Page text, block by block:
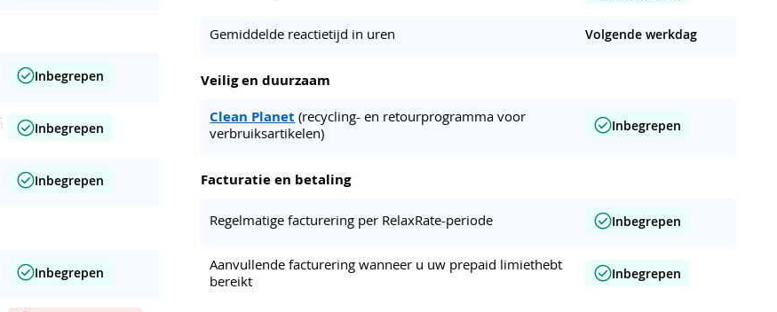
Inbegrepen
Inbegrepen
Inbegrepen
Inbegrepen
Gemiddelde reactietijd in uren Volgende werkdag
Veilig en duurzaam
Clean Planet (recycling- en retourprogramma voor
verbruiksartikelen)
Inbegrepen
Facturatie en betaling
Regelmatige facturering per RelaxRate-periode Inbegrepen
Aanvullende facturering wanneer u uw prepaid limiethebt
bereikt
Inbegrepen